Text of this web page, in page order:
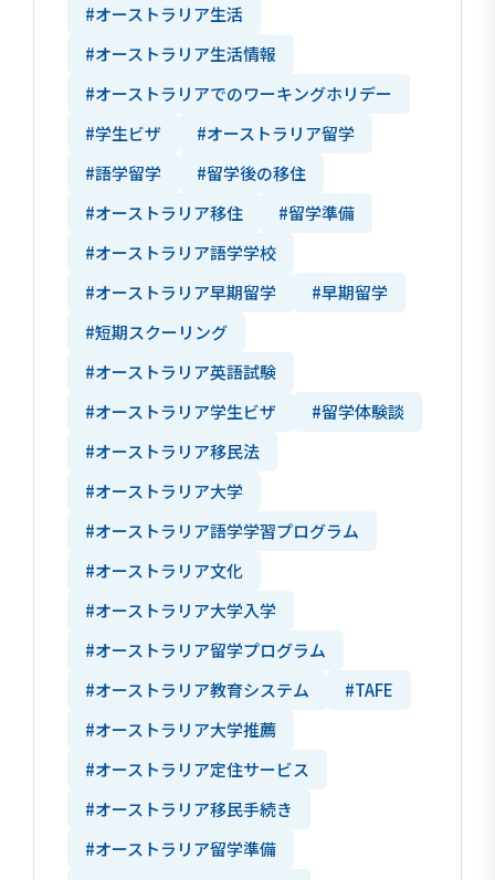
#オーストラリア生活
#オーストラリア生活情報
#オーストラリアでのワーキングホリデー
#学生ビザ
#オーストラリア留学
#語学留学
#留学後の移住
#オーストラリア移住
#留学準備
#オーストラリア語学学校
#オーストラリア早期留学
#早期留学
#短期スクーリング
#オーストラリア英語試験
#オーストラリア学生ビザ
#留学体験談
#オーストラリア移民法
#オーストラリア大学
#オーストラリア語学学習プログラム
#オーストラリア文化
#オーストラリア大学入学
#オーストラリア留学プログラム
#オーストラリア教育システム
#TAFE
#オーストラリア大学推薦
#オーストラリア定住サービス
#オーストラリア移民手続き
#オーストラリア留学準備